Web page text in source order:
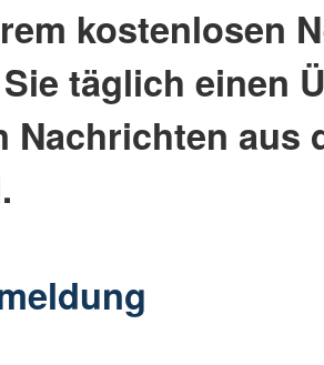
kostenlosen
täglich einen
Nachrichten aus